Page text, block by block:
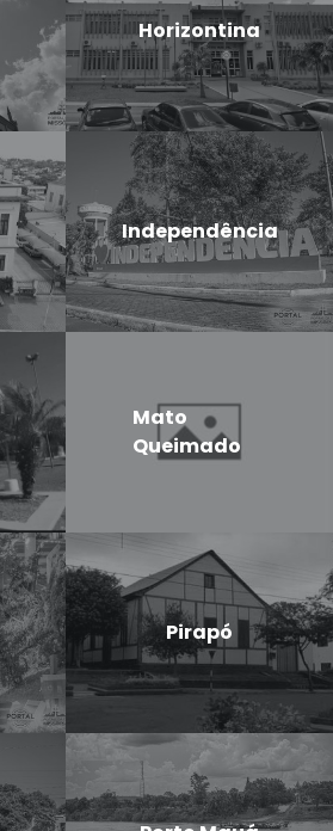
Horizontina
Independência
Mato
Queimado
Pirapó